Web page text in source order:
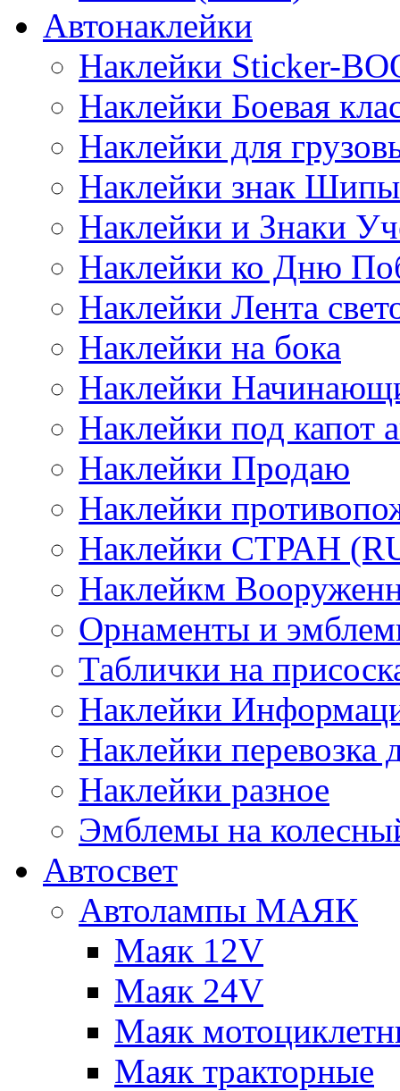
Автонаклейки
Наклейки Sticker-
Наклейки Боевая
Наклейки для
Наклейки знак Шипы
Наклейки и Знаки
Наклейки ко Дню
Наклейки Лента
Наклейки на бока
Наклейки
Наклейки под капот
Наклейки Продаю
Наклейки
Наклейки СТРАН
Наклейкм
Орнаменты и
Таблички на
Наклейки
Наклейки перевозка
Наклейки разное
Эмблемы на
Автосвет
Автолампы МАЯК
Маяк 12V
Маяк 24V
Маяк
Маяк тракторные